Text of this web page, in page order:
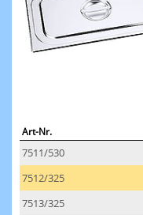
Art-Nr.
7511/530
7512/325
7513/325